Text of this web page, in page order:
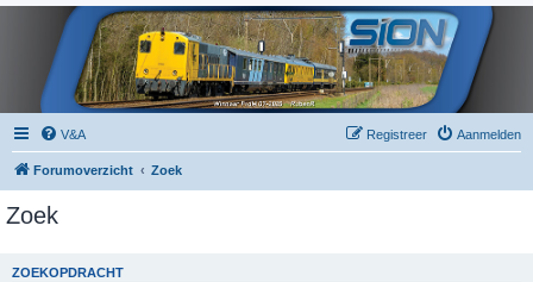
V&A Aanmelden
Registreer
Forumoverzicht Zoek
Zoek
ZOEKOPDRACHT